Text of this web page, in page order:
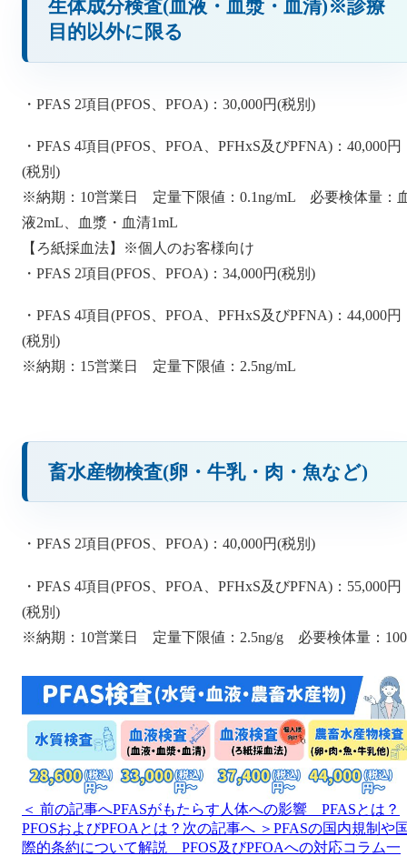
生体成分検査(血液・血漿・血清)※診療
目的以外に限る
・PFAS 2項目(PFOS、PFOA)：30,000円(税別)
・PFAS 4項目(PFOS、PFOA、PFHxS及びPFNA)：40,000円
(税別)
※納期：10営業日 定量下限値：0.1ng/mL 必要検体量：
液2mL、血漿・血清1mL
【ろ紙採血法】※個人のお客様向け
・PFAS 2項目(PFOS、PFOA)：34,000円(税別)
・PFAS 4項目(PFOS、PFOA、PFHxS及びPFNA)：44,000円
(税別)
※納期：15営業日 定量下限値：2.5ng/mL
畜水産物検査(卵・牛乳・肉・魚など)
・PFAS 2項目(PFOS、PFOA)：40,000円(税別)
・PFAS 4項目(PFOS、PFOA、PFHxS及びPFNA)：55,000円
(税別)
※納期：10営業日 定量下限値：2.5ng/g 必要検体量：
＜ 前の記事へPFASがもたらす人体への影響 PFASとは？
PFOSおよびPFOAとは？ 次の記事へ ＞ PFASの国内規制や
際的条約について解説 PFOS及びPFOAへの対応コラム一